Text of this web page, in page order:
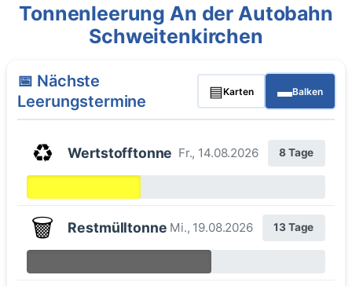
Tonnenleerung An der Autobahn
Schweitenkirchen
📅 Nächste
Leerungstermine
▤Karten ▬Balken
♻️ Wertstofftonne Fr., 14.08.2026 8 Tage
🗑️ Restmülltonne Mi., 19.08.2026 13 Tage